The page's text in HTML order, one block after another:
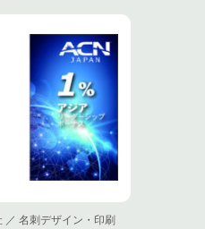
名刺デザイン・印刷